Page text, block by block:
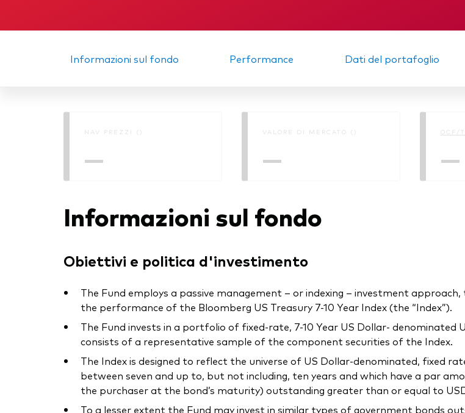
Informazioni sul fondo Performance Dati del portafoglio
NAV PREZZI ()
—
VALORE DI MERCATO ()
—
OCF/
—
Informazioni sul fondo
Obiettivi e politica d'investimento
The Fund employs a passive management – or indexing – investment
the performance of the Bloomberg US Treasury 7-10 Year Index (the “Index”).
The Fund invests in a portfolio of fixed-rate, 7-10 Year US Dollar-
consists of a representative sample of the component securities of the Index.
The Index is designed to reflect the universe of US Dollar-denominated, fixed
between seven and up to, but not including, ten years and which have a par
the purchaser at the bond’s maturity) outstanding greater than or equal to
To a lesser extent the Fund may invest in similar types of government bonds